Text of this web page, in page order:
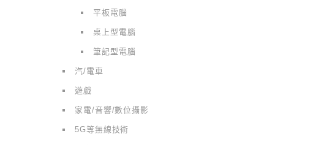
平板電腦
桌上型電腦
筆記型電腦
汽/電車
遊戲
家電/音響/數位攝影
5G等無線技術